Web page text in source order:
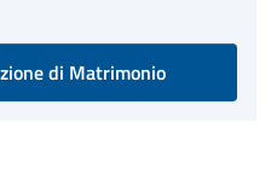
di Matrimonio